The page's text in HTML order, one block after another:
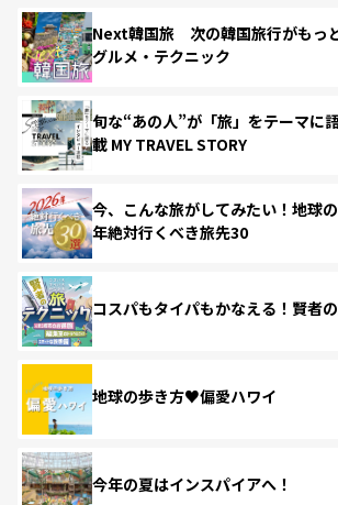
Next韓国旅 次の韓国旅行がもっ
グルメ・テクニック
旬な“あの人”が「旅」をテーマに
載 MY TRAVEL STORY
今、こんな旅がしてみたい！地球
年絶対行くべき旅先30
コスパもタイパもかなえる！賢者
地球の歩き方♥偏愛ハワイ
今年の夏はインスパイアへ！